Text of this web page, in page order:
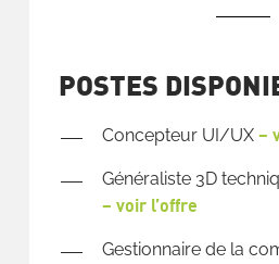
POSTES
Concepteur UI/UX –
Généraliste 3D
– voir l’offre
Gestionnaire de la